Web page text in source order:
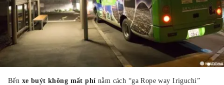
Bến xe buýt không mất phí nằm cách “ga Rope way Iriguchi”